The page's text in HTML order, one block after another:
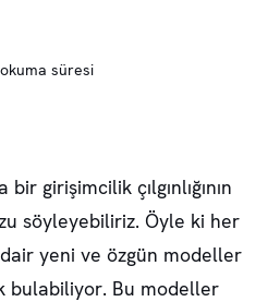
süresi
girişimcilik çılgınlığının
söyleyebiliriz. Öyle ki her
yeni ve özgün modeller
bulabiliyor. Bu modeller